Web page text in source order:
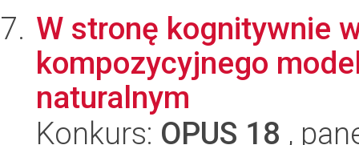
W stronę kognitywnie
kompozycyjnego
naturalnym
Konkurs: OPUS 18 ,